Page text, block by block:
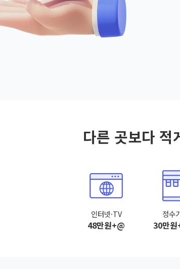
다른 곳보다 적
인터넷·TV
48만원+@
정수
30만원